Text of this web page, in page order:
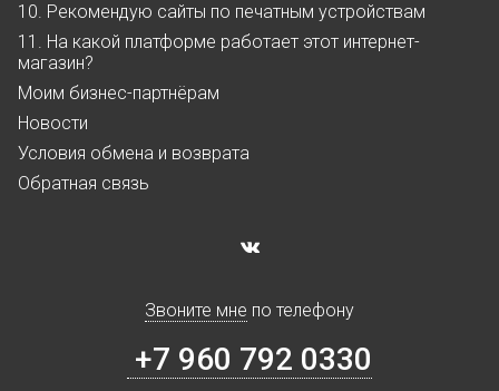
10. Рекомендую сайты по печатным устройствам
11. На какой платформе работает этот интернет-
магазин?
Моим бизнес-партнёрам
Новости
Условия обмена и возврата
Обратная связь
Звоните мне по телефону
+7 960 792 0330